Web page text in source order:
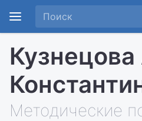
Методические